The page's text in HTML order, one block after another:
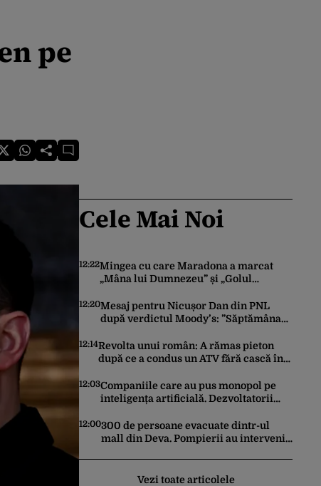
pe
Cele Mai Noi
12:22Mingea cu care Maradona a marcat
„Mâna lui Dumnezeu” și „Golul
putea ajunge la 10 milioane de dolari
12:20Mesaj pentru Nicușor Dan din PNL
după verdictul Moody’s: ”Săptămâna
Cotroceni”
12:14Revolta unui român: A rămas pieton
după ce a condus un ATV fără cască în
euro: „Vi se pare normal?”
12:03Companiile care au pus monopol pe
inteligența artificială. Dezvoltatorii
Amazon sau Microsoft
12:00300 de persoane evacuate dintr-ul
mall din Deva. Pompierii au intervenit
Vezi toate articolele